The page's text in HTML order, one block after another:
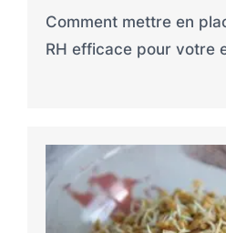
Comment mettre en
RH efficace pour votre